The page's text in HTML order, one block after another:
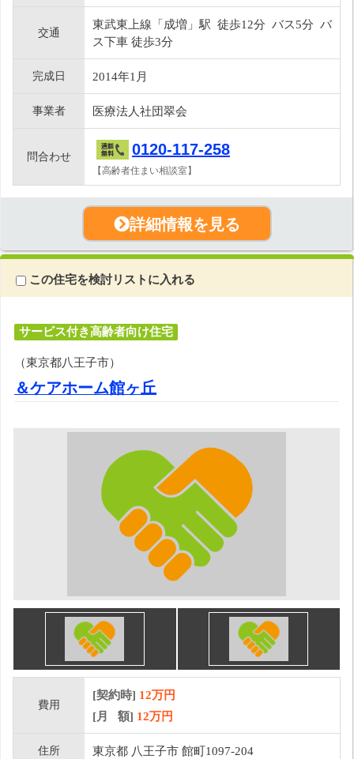
交通
東武東上線「成増」駅 徒歩12分 バス5分 バ
ス下車 徒歩3分
完成日 2014年1月
事業者 医療法人社団翠会
問合わせ 0120-117-258
【高齢者住まい相談室】
詳細情報を見る
この住宅を検討リストに入れる
サービス付き高齢者向け住宅
（東京都八王子市）
＆ケアホーム館ヶ丘
費用
[契約時] 12万円
[月 額] 12万円
住所 東京都 八王子市 館町1097-204